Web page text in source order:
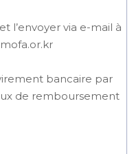
l’envoyer via e-mail à
bancaire par
de remboursement